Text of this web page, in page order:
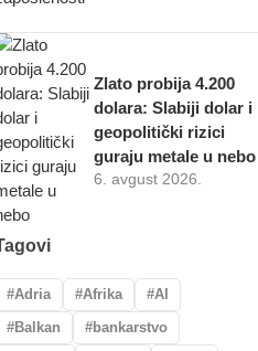
Zlato probija 4.200
dolara: Slabiji dolar i
geopolitički rizici
guraju metale u nebo
6. avgust 2026.
Adria Afrika
AI
Balkan
bankarstvo